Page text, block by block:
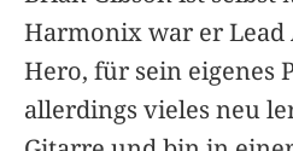
Harmonix war er
Hero, für sein eigenes
allerdings vieles neu